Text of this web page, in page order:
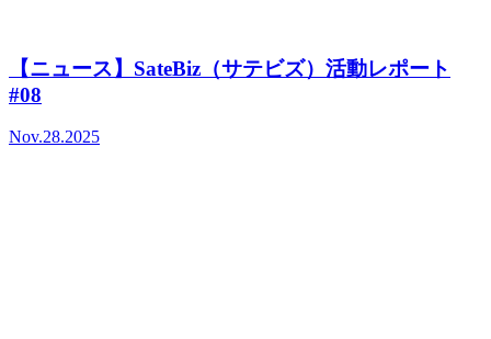
【ニュース】SateBiz（サテビズ）活動レポート
#08
Nov.28.2025